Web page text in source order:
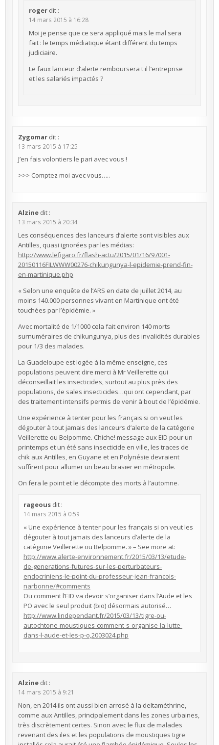
roger dit :
14 mars 2015 à 16:28
Moi je pense que ce sera appliqué mais le mal sera
fait : le temps médiatique étant différent du temps
judiciaire.
Le faux lanceur d’alerte remboursera t il l’entreprise
et les salariés impactés ?
Zygomar dit :
13 mars 2015 à 17:25
J’en fais volontiers le pari avec vous !
>>> Comptez moi avec vous…..
Alzine dit :
13 mars 2015 à 20:34
Les conséquences des lanceurs d’alerte sont visibles aux
Antilles, quasi ignorées par les médias:
http://www.lefigaro.fr/flash-actu/2015/01/16/97001-
20150116FILWWW00276-chikungunya-l-epidemie-prend-fin-
en-martinique.php
« Selon une enquête de l’ARS en date de juillet 2014, au
moins 140.000 personnes vivant en Martinique ont été
touchées par l’épidémie. »
Avec mortalité de 1/1000 cela fait environ 140 morts
surnuméraires de chikungunya, plus des invalidités durables
pour 1/3 des malades.
La Guadeloupe est logée à la même enseigne, ces
populations peuvent dire merci à Mr Veillerette qui
déconseillait les insecticides, surtout au plus près des
populations, de sales insecticides…qui ont cependant, par
des traitement intensifs permis de venir à bout de l’épidémie.
Une expérience à tenter pour les français si on veut les
dégouter à tout jamais des lanceurs d’alerte de la catégorie
Veillerette ou Belpomme. Chiche! message aux EID pour un
printemps et un été sans insecticide en ville, les traces de
chik aux Antilles, en Guyane et en Polynésie devraient
suffirent pour allumer un beau brasier en métropole.
On fera le point et le décompte des morts à l’automne.
rageous dit :
14 mars 2015 à 0:59
« Une expérience à tenter pour les français si on veut les
dégouter à tout jamais des lanceurs d’alerte de la
catégorie Veillerette ou Belpomme. » – See more at:
http://www.alerte-environnement.fr/2015/03/13/etude-
de-generations-futures-sur-les-perturbateurs-
endocriniens-le-point-du-professeur-jean-francois-
narbonne/#comments
Ou comment l’EID va devoir s’organiser dans l’Aude et les
PO avec le seul produit (bio) désormais autorisé…
http://www.lindependant.fr/2015/03/13/tigre-ou-
autochtone-moustiques-comment-s-organise-la-lutte-
dans-l-aude-et-les-p-o,2003024.php
Alzine dit :
14 mars 2015 à 9:21
Non, en 2014 ils ont aussi bien arrosé à la deltaméthrine,
comme aux Antilles, principalement dans les zones urbaines,
très discrètement certes. Sinon avec le flux de malades
revenant des iles et les populations de moustiques tigre